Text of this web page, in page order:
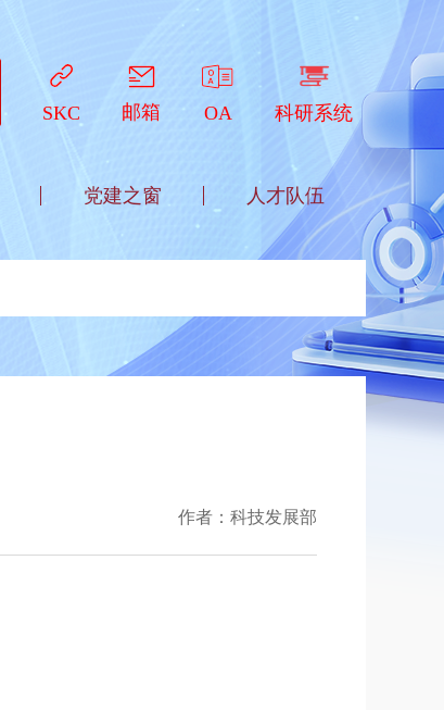
SKC 邮箱 OA 科研系统
党建之窗 人才队伍
作者：科技发展部